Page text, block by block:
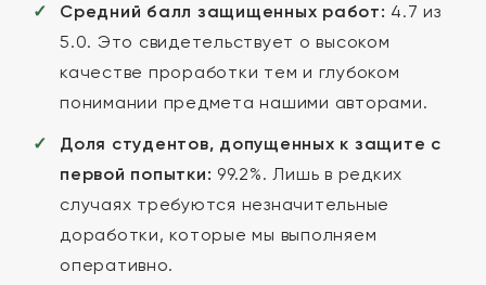
Средний балл защищенных работ: 4.7 из
5.0. Это свидетельствует о высоком
качестве проработки тем и глубоком
понимании предмета нашими авторами.
Доля студентов, допущенных к защите с
первой попытки: 99.2%. Лишь в редких
случаях требуются незначительные
доработки, которые мы выполняем
оперативно.